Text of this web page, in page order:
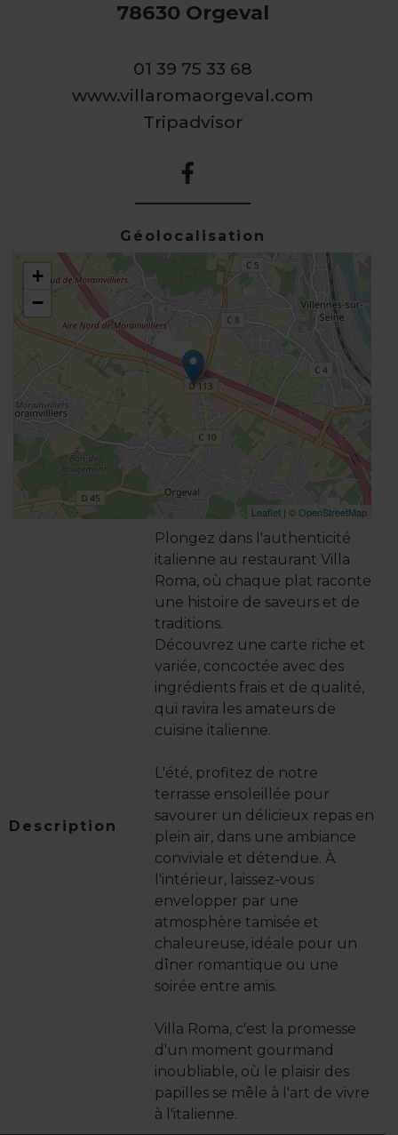
78630 Orgeval
01 39 75 33 68
www.villaromaorgeval.com
Tripadvisor
Géolocalisation
+
−
Leaflet | ©OpenStreetMap
Description
Plongez dans l'authenticité
italienne au restaurant Villa
Roma, où chaque plat raconte
une histoire de saveurs et de
traditions.
Découvrez une carte riche et
variée, concoctée avec des
ingrédients frais et de qualité,
qui ravira les amateurs de
cuisine italienne.
L'été, profitez de notre
terrasse ensoleillée pour
savourer un délicieux repas en
plein air, dans une ambiance
conviviale et détendue. À
l'intérieur, laissez-vous
envelopper par une
atmosphère tamisée et
chaleureuse, idéale pour un
dîner romantique ou une
soirée entre amis.
Villa Roma, c'est la promesse
d'un moment gourmand
inoubliable, où le plaisir des
papilles se mêle à l'art de vivre
à l'italienne.